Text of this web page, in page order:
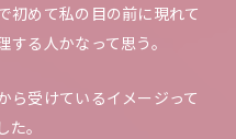
初めて私の目の前に現れて
る人かなって思う。
ら受けているイメージって
。